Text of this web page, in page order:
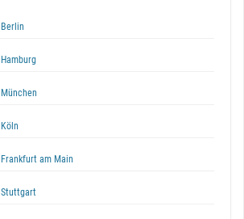
Berlin
Hamburg
München
Köln
Frankfurt am Main
Stuttgart